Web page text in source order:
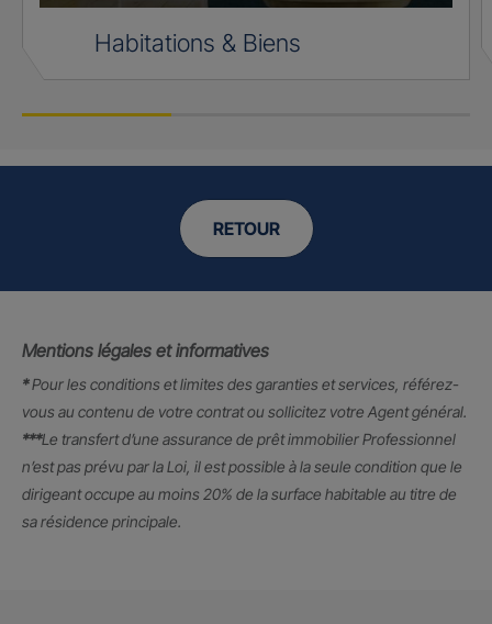
Habitations & Biens
RETOUR
Mentions légales et informatives
*Pour les conditions et limites des garanties et services, référez-
vous au contenu de votre contrat ou sollicitez votre Agent général.
***Le transfert d’une assurance de prêt immobilier Professionnel
n’est pas prévu par la Loi, il est possible à la seule condition que le
dirigeant occupe au moins 20% de la surface habitable au titre de
sa résidence principale.